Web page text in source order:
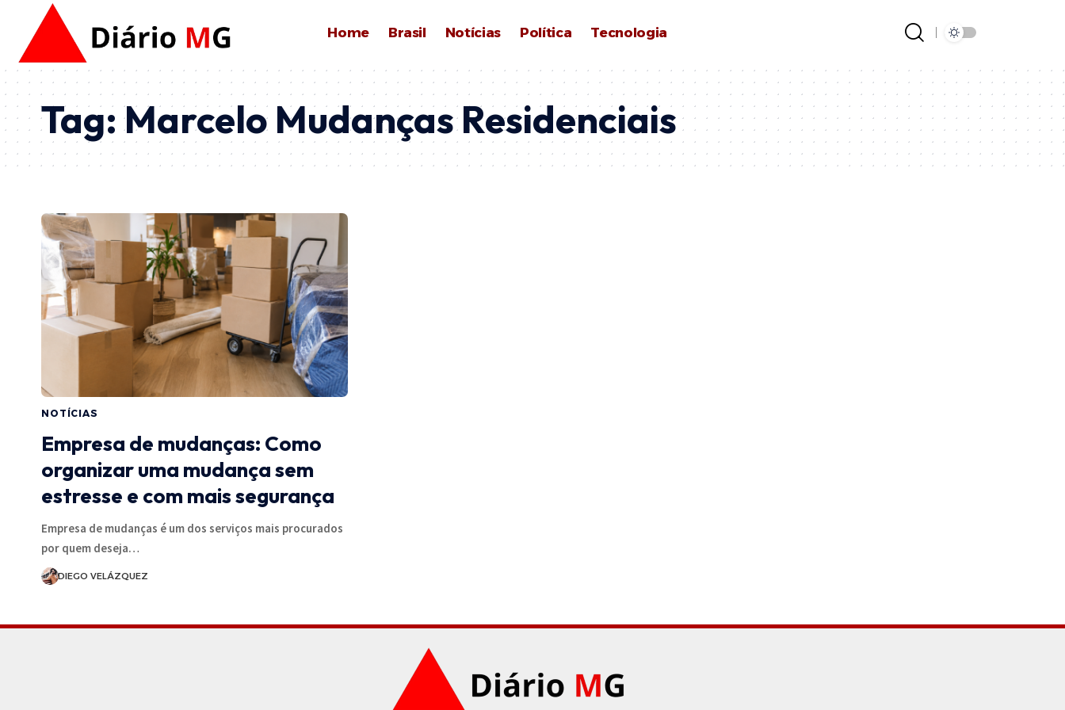
Home Brasil Notícias Política Tecnologia
Tag:Marcelo Mudanças Residenciais
NOTÍCIAS
Empresa de mudanças: Como
organizar uma mudança sem
estresse e com mais segurança
Empresa de mudanças é um dos serviços mais procurados
por quem deseja…
DIEGO VELÁZQUEZ